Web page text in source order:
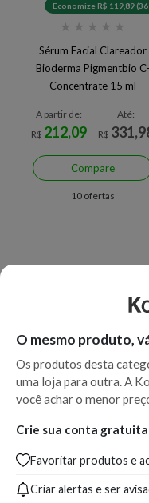
Economize R$ 119,89
★ ★ ★ ★ ★
Sérum Facial Clareador
Bioderma Pigmentbio C-
Concentrate 15 ml
A partir de:
R$ 212,09
Até:
R$
Compare
10 ofertas
O mesmo produto,
Os produtos desta
uma loja para outra. A
você achar o menor
Crie sua conta
Favoritar produtos e
Criar alertas e ser